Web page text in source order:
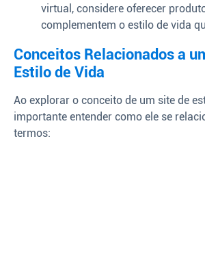
virtual, considere oferecer
complementem o estilo de vida
Conceitos Relacionados a
Estilo de Vida
Ao explorar o conceito de um site de
importante entender como ele se
termos: